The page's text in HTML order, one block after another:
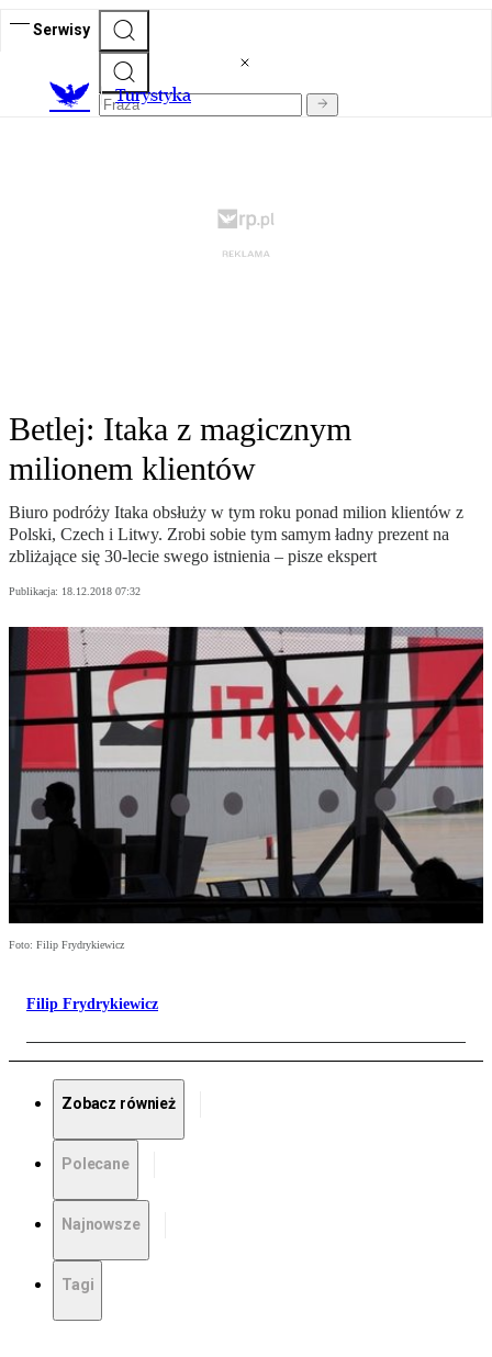
Serwisy
Turystyka
Betlej: Itaka z magicznym
milionem klientów
Biuro podróży Itaka obsłuży w tym roku ponad milion klientów z
Polski, Czech i Litwy. Zrobi sobie tym samym ładny prezent na
zbliżające się 30-lecie swego istnienia – pisze ekspert
Publikacja: 18.12.2018 07:32
Foto: Filip Frydrykiewicz
Filip Frydrykiewicz
Zobacz również
Polecane
Najnowsze
Tagi